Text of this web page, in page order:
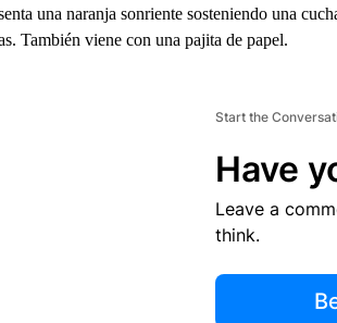
una naranja sonriente sosteniendo una
También viene con una pajita de papel.
Start the
Have
Leave a
think.